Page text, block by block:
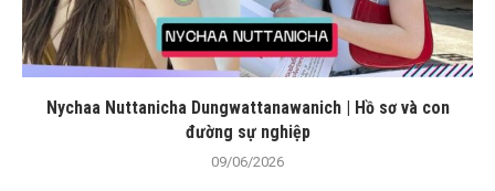
Nychaa Nuttanicha Dungwattanawanich | Hồ sơ và con
đường sự nghiệp
09/06/2026